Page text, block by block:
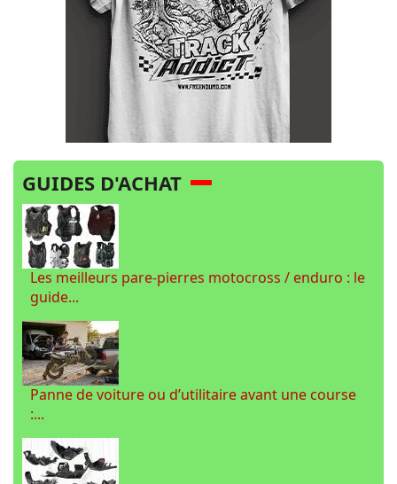
GUIDES D'ACHAT
Les meilleurs pare-pierres motocross / enduro : le
guide...
Panne de voiture ou d’utilitaire avant une course
:...